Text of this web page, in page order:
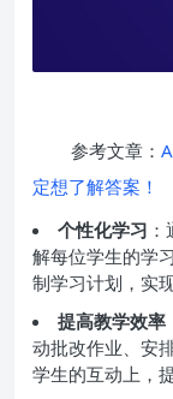
参考文章：
定想了解答案！
个性化学习
解每位学生的学
制学习计划，实
提高教学效率
动批改作业、安
学生的互动上，